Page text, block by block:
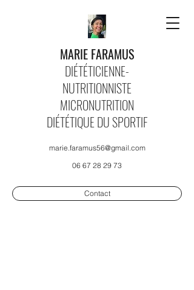
MARIE FARAMUS
DIÉTÉTICIENNE-
NUTRITIONNISTE
MICRONUTRITION
DIÉTÉTIQUE DU SPORTIF
marie.faramus56@gmail.com
06 67 28 29 73
Contact